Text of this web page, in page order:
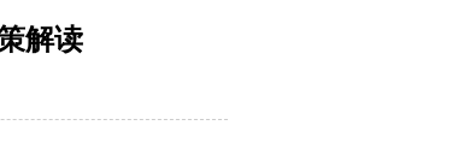
解读